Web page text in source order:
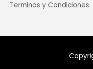
Terminos y Condiciones